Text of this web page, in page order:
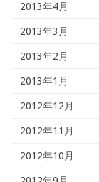
2013年4月
2013年3月
2013年2月
2013年1月
2012年12月
2012年11月
2012年10月